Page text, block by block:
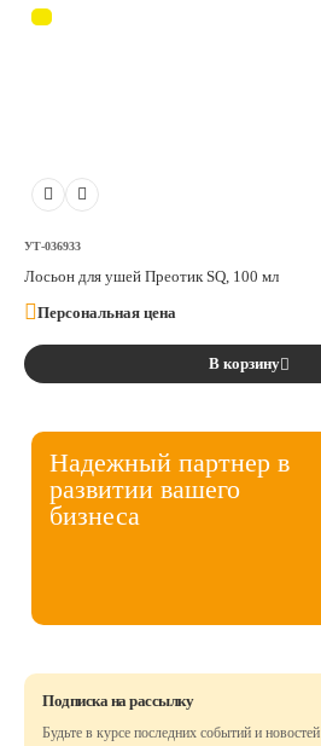
УТ-036933
Лосьон для ушей Преотик SQ, 100 мл
Персональная цена
В корзину
Надежный партнер в
развитии вашего
бизнеса
Подписка на рассылку
Будьте в курсе последних событий и новостей